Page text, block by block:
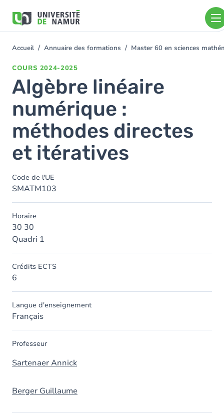
contenu
You
Accueil Annuaire des formations Master 60 en sciences
COURS 2024-2025
Algèbre linéaire
numérique :
méthodes directes
et itératives
Code de l'UE
SMATM103
Horaire
30 30
Quadri 1
Crédits ECTS
6
Langue d'enseignement
Français
Professeur
Sartenaer Annick
Berger Guillaume